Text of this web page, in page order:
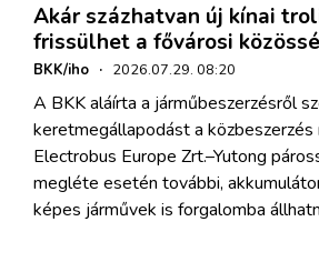
Akár százhatvan új kínai
frissülhet a fővárosi
BKK/iho · 2026.07.29. 08:20
A BKK aláírta a járműbeszerzésről
keretmegállapodást a
Electrobus Europe Zrt.–Yutong
megléte esetén további,
képes járművek is forgalomba